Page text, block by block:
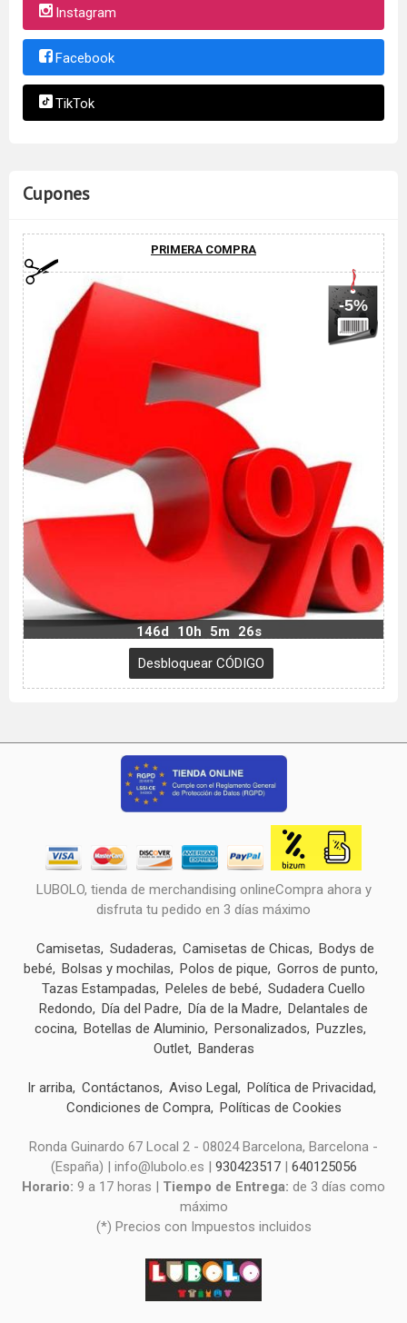
Instagram
Facebook
TikTok
Cupones
PRIMERA COMPRA
-5%
146d 10h 5m 25s
LUBOLO, tienda de merchandising onlineCompra ahora y
disfruta tu pedido en 3 días máximo
Camisetas Sudaderas Camisetas de Chicas
Bodys de
bebé
Bolsas y mochilas Polos de pique
Gorros de punto
Tazas Estampadas
Peleles de bebé
Sudadera Cuello
Redondo
Día del Padre Día de la Madre
Delantales de
cocina
Botellas de Aluminio Personalizados
Puzzles
Outlet
Banderas
Ir arriba Contáctanos Aviso Legal
Política de Privacidad
Condiciones de Compra
Políticas de Cookies
Ronda Guinardo 67 Local 2 - 08024 Barcelona, Barcelona -
(España) | info@lubolo.es | 930423517| 640125056
Horario: 9 a 17 horas | Tiempo de Entrega: de 3 días como
máximo
(*) Precios con Impuestos incluidos